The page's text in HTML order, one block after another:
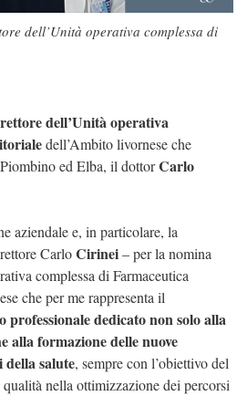
dell’Unità operativa complessa di
dell’Unità operativa
dell’Ambito livornese che
ed Elba, il dottorCarlo
aziendale e, in particolare, la
CarloCirinei– per la nomina
complessa di Farmaceutica
che per me rappresenta il
dedicato non solo alla
alla formazione delle nuove
della salute, sempre con l’obiettivo del
nella ottimizzazione dei percorsi